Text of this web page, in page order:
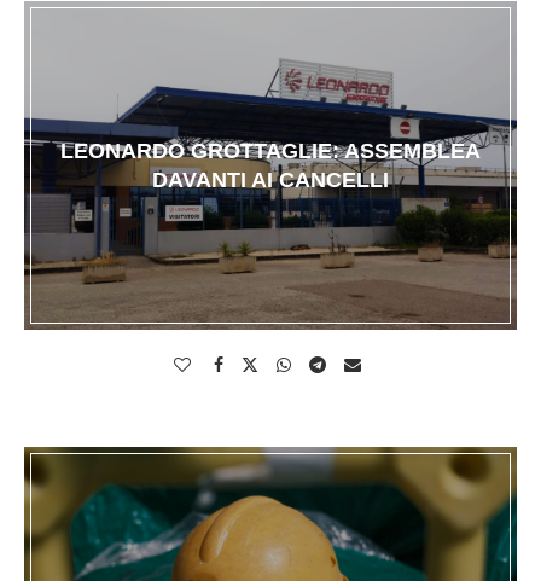
LEONARDO GROTTAGLIE: ASSEMBLEA
DAVANTI AI CANCELLI